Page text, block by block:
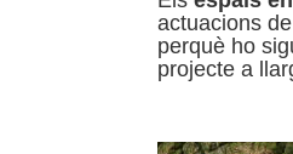
actuacions
perquè ho
projecte a